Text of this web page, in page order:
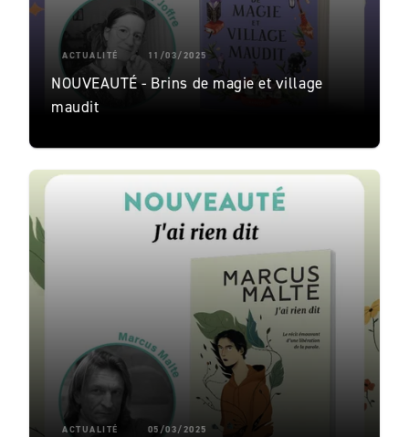
ACTUALITÉ 11/03/2025
NOUVEAUTÉ - Brins de magie et village
maudit
ACTUALITÉ 05/03/2025